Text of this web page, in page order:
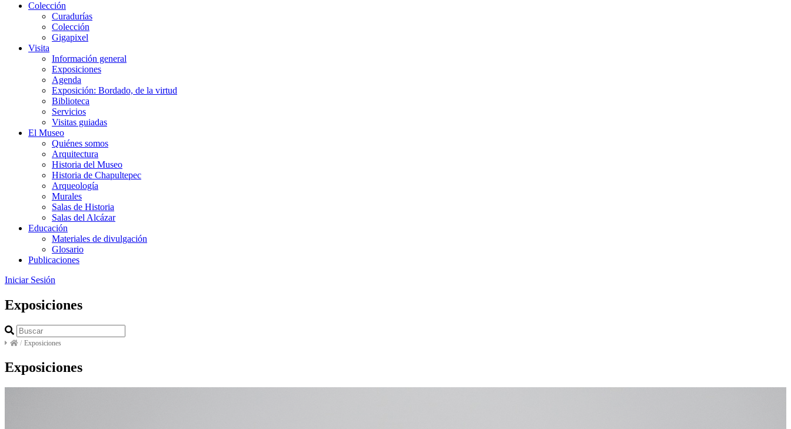
Colección
Curadurías
Colección
Gigapixel
Visita
Información general
Exposiciones
Agenda
Exposición: Bordado, de la virtud
Biblioteca
Servicios
Visitas guiadas
El Museo
Quiénes somos
Arquitectura
Historia del Museo
Historia de Chapultepec
Arqueología
Murales
Salas de Historia
Salas del Alcázar
Educación
Materiales de divulgación
Glosario
Publicaciones
Iniciar Sesión
Exposiciones
/ Exposiciones
Exposiciones